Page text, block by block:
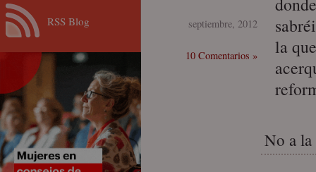
septiembre, 2012
10 Comentarios »
la
No a la
RSS Blog